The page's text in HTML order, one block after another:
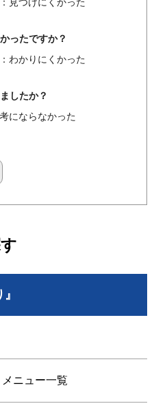
見つけにくかった
ったですか？
わかりにくかった
したか？
にならなかった
ニュー一覧